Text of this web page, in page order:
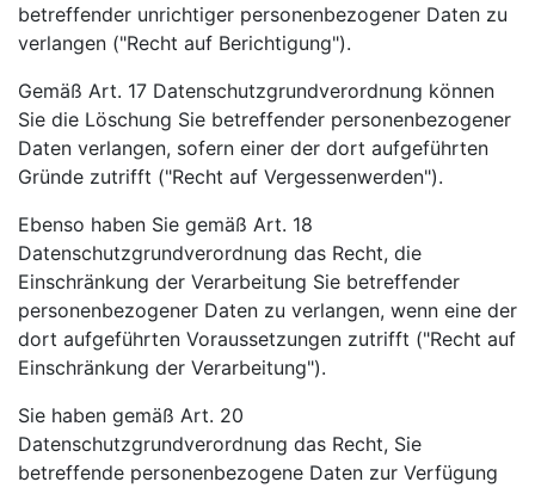
betreffender unrichtiger personenbezogener Daten zu
verlangen ("Recht auf Berichtigung").
Gemäß Art. 17 Datenschutzgrundverordnung können
Sie die Löschung Sie betreffender personenbezogener
Daten verlangen, sofern einer der dort aufgeführten
Gründe zutrifft ("Recht auf Vergessenwerden").
Ebenso haben Sie gemäß Art. 18
Datenschutzgrundverordnung das Recht, die
Einschränkung der Verarbeitung Sie betreffender
personenbezogener Daten zu verlangen, wenn eine der
dort aufgeführten Voraussetzungen zutrifft ("Recht auf
Einschränkung der Verarbeitung").
Sie haben gemäß Art. 20
Datenschutzgrundverordnung das Recht, Sie
betreffende personenbezogene Daten zur Verfügung